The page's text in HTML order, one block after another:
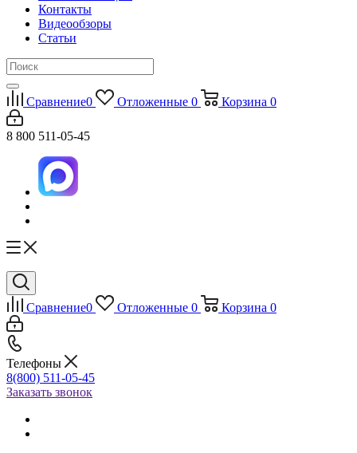
Контакты
Видеообзоры
Статьи
Сравнение0 Отложенные 0 Корзина 0
8 800 511-05-45
Сравнение0 Отложенные 0 Корзина 0
Телефоны
8(800) 511-05-45
Заказать звонок